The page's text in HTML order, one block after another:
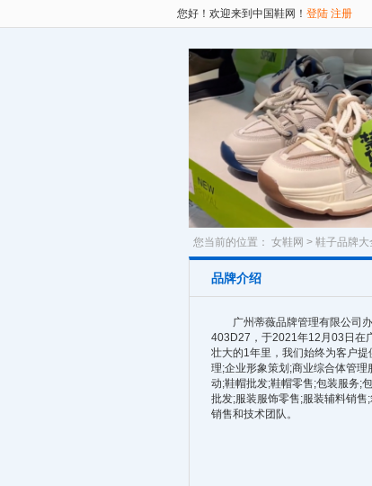
您好！欢迎来到中国鞋网！ 登陆 注册
您当前的位置： 女鞋网 > 鞋子品牌大
品牌介绍
广州蒂薇品牌管理有限公司办
403D27，于2021年12月03日在
壮大的1年里，我们始终为客户
理;企业形象策划;商业综合体管
动;鞋帽批发;鞋帽零售;包装服务;
批发;服装服饰零售;服装辅料销
销售和技术团队。